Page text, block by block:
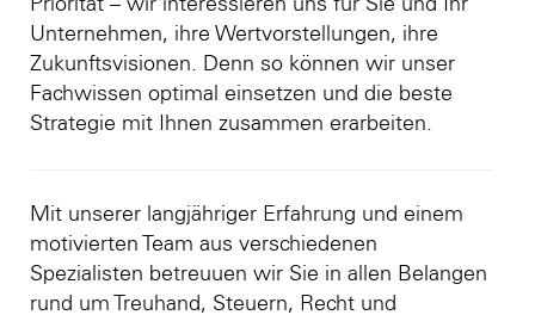
Priorität – wir interessieren uns für Sie und Ihr
Unternehmen, ihre Wertvorstellungen, ihre
Zukunftsvisionen. Denn so können wir unser
Fachwissen optimal einsetzen und die beste
Strategie mit Ihnen zusammen erarbeiten.
Mit unserer langjähriger Erfahrung und einem
motivierten Team aus verschiedenen
Spezialisten betreuuen wir Sie in allen Belangen
rund um Treuhand, Steuern, Recht und